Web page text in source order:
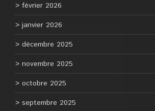
février 2026
janvier 2026
décembre 2025
novembre 2025
octobre 2025
septembre 2025